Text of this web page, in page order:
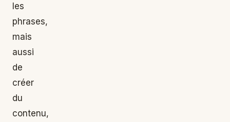
les
phrases,
mais
aussi
de
créer
du
contenu,